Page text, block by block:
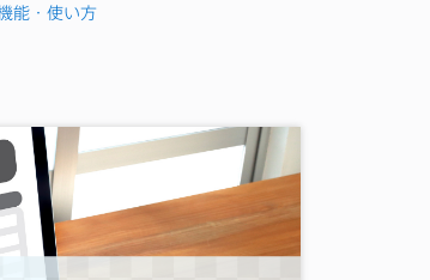
能・使い方